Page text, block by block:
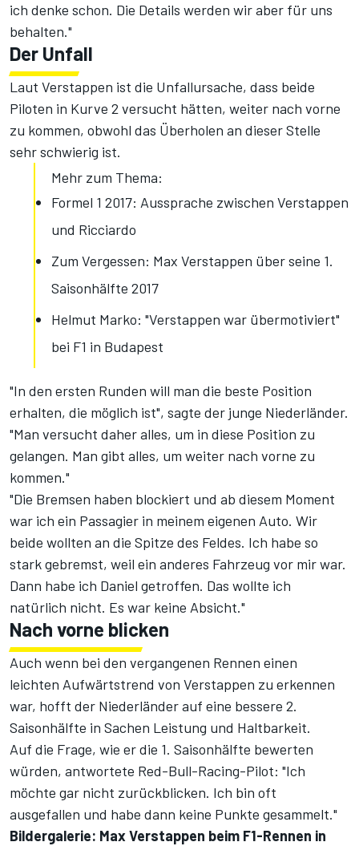
ich denke schon. Die Details werden wir aber für uns
behalten."
Der Unfall
Laut Verstappen ist die Unfallursache, dass beide
Piloten in Kurve 2 versucht hätten, weiter nach vorne
zu kommen, obwohl das Überholen an dieser Stelle
sehr schwierig ist.
Mehr zum Thema:
Formel 1 2017: Aussprache zwischen Verstappen
und Ricciardo
Zum Vergessen: Max Verstappen über seine 1.
Saisonhälfte 2017
Helmut Marko: "Verstappen war übermotiviert"
bei F1 in Budapest
"In den ersten Runden will man die beste Position
erhalten, die möglich ist", sagte der junge Niederländer.
"Man versucht daher alles, um in diese Position zu
gelangen. Man gibt alles, um weiter nach vorne zu
kommen."
"Die Bremsen haben blockiert und ab diesem Moment
war ich ein Passagier in meinem eigenen Auto. Wir
beide wollten an die Spitze des Feldes. Ich habe so
stark gebremst, weil ein anderes Fahrzeug vor mir war.
Dann habe ich Daniel getroffen. Das wollte ich
natürlich nicht. Es war keine Absicht."
Nach vorne blicken
Auch wenn bei den vergangenen Rennen einen
leichten Aufwärtstrend von Verstappen zu erkennen
war, hofft der Niederländer auf eine bessere 2.
Saisonhälfte in Sachen Leistung und Haltbarkeit.
Auf die Frage, wie er die 1. Saisonhälfte bewerten
würden, antwortete Red-Bull-Racing-Pilot: "Ich
möchte gar nicht zurückblicken. Ich bin oft
ausgefallen und habe dann keine Punkte gesammelt."
Bildergalerie: Max Verstappen beim F1-Rennen in